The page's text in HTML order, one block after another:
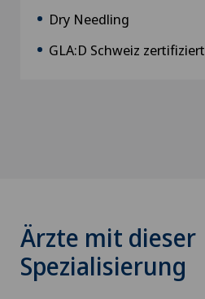
Dry Needling
GLA:D Schweiz zertifiziert
Ärzte mit dieser
Spezialisierung